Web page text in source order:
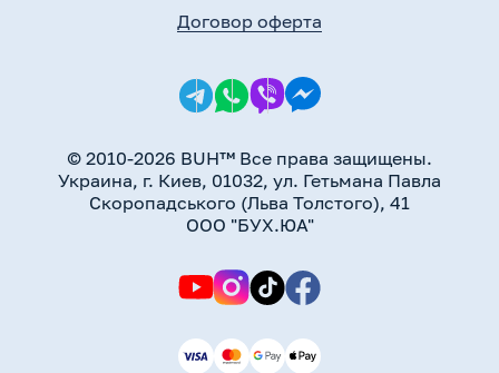
© 2010-2026 BUH™ Все права защищены.
Украина, г. Киев, 01032, ул. Гетьмана Павла
Скоропадського (Льва Толстого), 41
ООО "БУХ.ЮА"
Договор оферта